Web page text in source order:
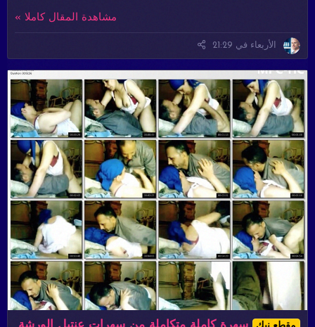
مشاهدة المقال كاملا »
الأربعاء في 21:29